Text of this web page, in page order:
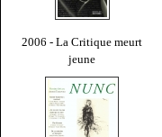
2006 - La Critique meurt
jeune